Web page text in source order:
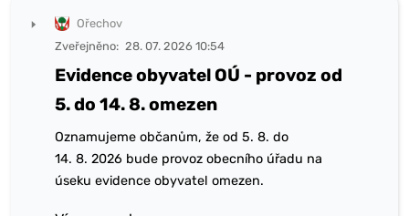
Ořechov
Zveřejněno: 28. 07. 2026 10:54
Evidence obyvatel OÚ - provoz od
5. do 14. 8. omezen
Oznamujeme občanům, že od 5. 8. do
14. 8. 2026 bude provoz obecního úřadu na
úseku evidence obyvatel omezen.